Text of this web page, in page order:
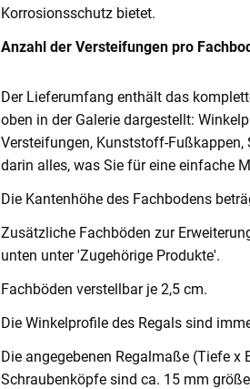
Korrosionsschutz bietet.
Anzahl der Versteifungen pro
Der Lieferumfang enthält das
oben in der Galerie dargestellt:
Versteifungen, Kunststoff-
darin alles, was Sie für eine einfache
Die Kantenhöhe des Fachbodens
Zusätzliche Fachböden zur
unten unter 'Zugehörige Produkte'.
Fachböden verstellbar je 2,5 cm.
Die Winkelprofile des Regals sind
Die angegebenen Regalmaße (Tiefe
Schraubenköpfe sind ca. 15 mm